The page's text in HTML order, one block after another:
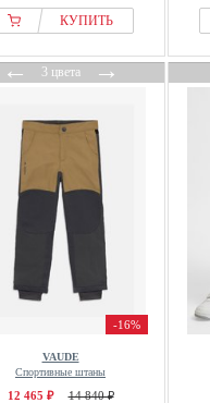
КУПИТЬ
←3 цвета→
-16%
VAUDE
Спортивные штаны
12 465 ₽ 14 840 ₽